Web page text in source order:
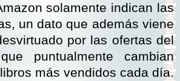
solamente indican las
un dato que además viene
por las ofertas del
puntualmente cambian
más vendidos cada día.